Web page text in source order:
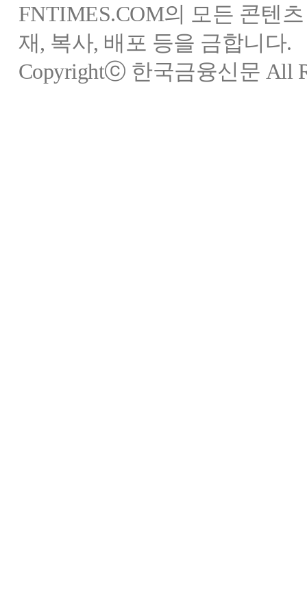
FNTIMES.COM의 모든 콘텐
재, 복사, 배포 등을 금합니다.
Copyrightⓒ 한국금융신문 All